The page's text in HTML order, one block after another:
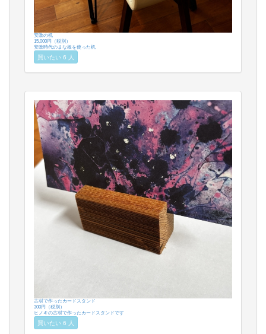
安政の机
15,000円（税別）
安政時代のまな板を使った机
買いたい 6 人
古材で作ったカードスタンド
300円（税別）
ヒノキの古材で作ったカードスタンドです
買いたい 6 人